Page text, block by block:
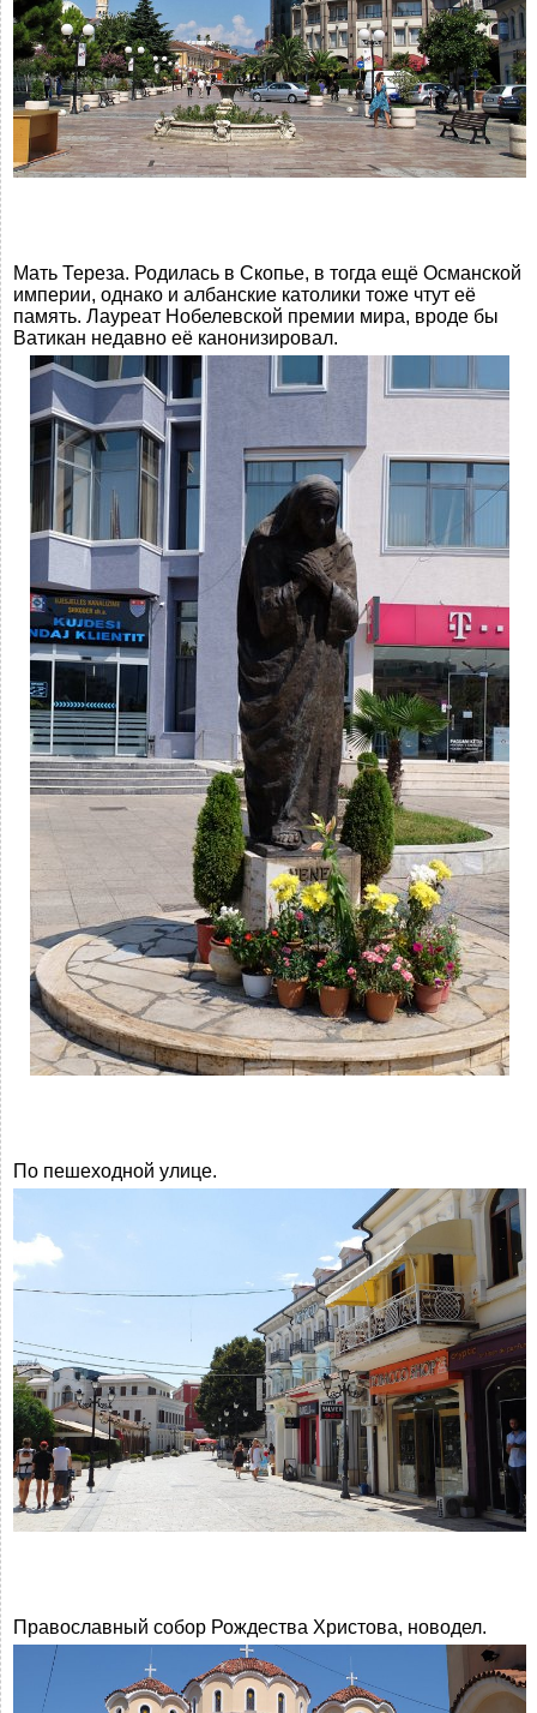
Мать Тереза. Родилась в Скопье, в тогда ещё Османской
империи, однако и албанские католики тоже чтут её
память. Лауреат Нобелевской премии мира, вроде бы
Ватикан недавно её канонизировал.
По пешеходной улице.
Православный собор Рождества Христова, новодел.